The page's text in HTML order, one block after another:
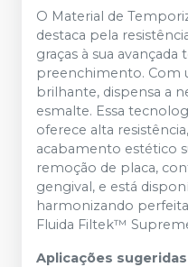
O Material de
destaca pela
graças à sua
preenchimento. Com
brilhante, dispensa a
esmalte. Essa
oferece alta
acabamento estético
remoção de placa,
gengival, e está
harmonizando
Fluida Filtek™
Aplicações sugeridas